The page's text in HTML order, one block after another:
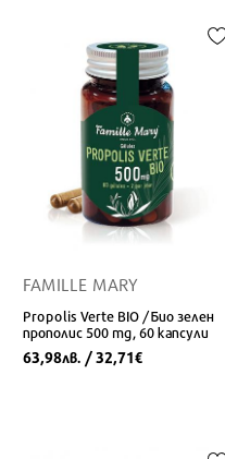
FAMILLE MARY
Propolis Verte BIO / Био зелен
прополис 500 mg, 60 капсули
63,98лв. / 32,71€